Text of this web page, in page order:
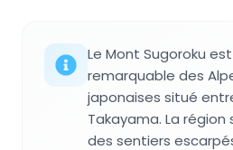
Le Mont Sugoroku
remarquable des
japonaises situé
Takayama. La
des sentiers